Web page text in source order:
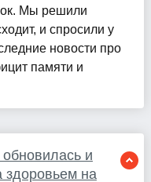
Мы решили
и спросили у
новости про
памяти и
и
здоровьем на